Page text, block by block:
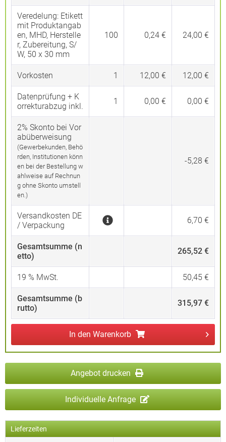
Veredelung: Etikett
mit Produktangab
en, MHD, Herstelle
r, Zubereitung, S/
W, 50 x 30 mm
100 0,24 € 24,00 €
Vorkosten 1 12,00 € 12,00 €
Datenprüfung + K
orrekturabzug inkl.
1 0,00 € 0,00 €
2% Skonto bei Vor
abüberweisung
(Gewerbekunden, Behö
rden, Institutionen könn
en bei der Bestellung w
ahlweise auf Rechnun
g ohne Skonto umstell
en.)
-5,28 €
Versandkosten DE
/ Verpackung
6,70 €
Gesamtsumme (n
etto)
265,52 €
19 % MwSt. 50,45 €
Gesamtsumme (b
rutto)
315,97 €
In den Warenkorb
Angebot drucken
Individuelle Anfrage
Lieferzeiten